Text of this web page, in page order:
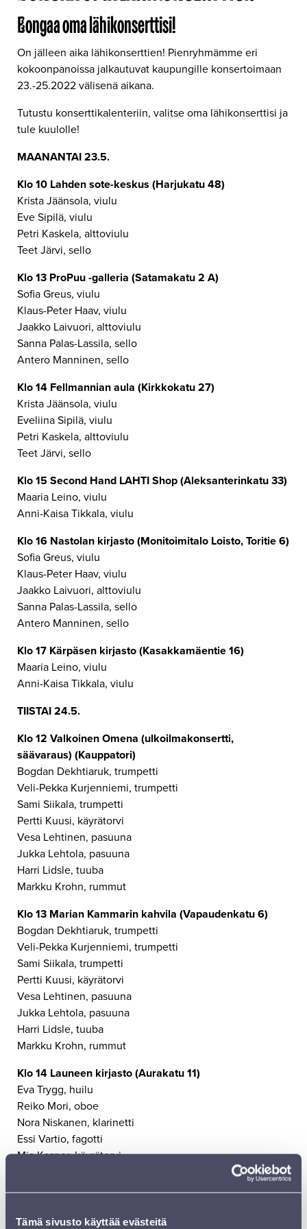
Tämä sivusto käyttää evästeitä
Bongaa oma lähikonserttisi!
On jälleen aika lähikonserttien! Pienryhmämme eri
kokoonpanoissa jalkautuvat kaupungille konsertoimaan
23.-25.2022 välisenä aikana.
Tutustu konserttikalenteriin, valitse oma lähikonserttisi ja
tule kuulolle!
MAANANTAI 23.5.
Klo 10 Lahden sote-keskus (Harjukatu 48)
Krista Jäänsola, viulu
Eve Sipilä, viulu
Petri Kaskela, alttoviulu
Teet Järvi, sello
Klo 13 ProPuu -galleria (Satamakatu 2 A)
Sofia Greus, viulu
Klaus-Peter Haav, viulu
Jaakko Laivuori, alttoviulu
Sanna Palas-Lassila, sello
Antero Manninen, sello
Klo 14 Fellmannian aula (Kirkkokatu 27)
Krista Jäänsola, viulu
Eveliina Sipilä, viulu
Petri Kaskela, alttoviulu
Teet Järvi, sello
Klo 15 Second Hand LAHTI Shop (Aleksanterinkatu 33)
Maaria Leino, viulu
Anni-Kaisa Tikkala, viulu
Klo 16 Nastolan kirjasto (Monitoimitalo Loisto, Toritie 6)
Sofia Greus, viulu
Klaus-Peter Haav, viulu
Jaakko Laivuori, alttoviulu
Sanna Palas-Lassila, sello
Antero Manninen, sello
Klo 17 Kärpäsen kirjasto (Kasakkamäentie 16)
Maaria Leino, viulu
Anni-Kaisa Tikkala, viulu
TIISTAI 24.5.
Klo 12 Valkoinen Omena (ulkoilmakonsertti,
säävaraus) (Kauppatori)
Bogdan Dekhtiaruk, trumpetti
Veli-Pekka Kurjenniemi, trumpetti
Sami Siikala, trumpetti
Pertti Kuusi, käyrätorvi
Vesa Lehtinen, pasuuna
Jukka Lehtola, pasuuna
Harri Lidsle, tuuba
Markku Krohn, rummut
Klo 13 Marian Kammarin kahvila (Vapaudenkatu 6)
Bogdan Dekhtiaruk, trumpetti
Veli-Pekka Kurjenniemi, trumpetti
Sami Siikala, trumpetti
Pertti Kuusi, käyrätorvi
Vesa Lehtinen, pasuuna
Jukka Lehtola, pasuuna
Harri Lidsle, tuuba
Markku Krohn, rummut
Klo 14 Launeen kirjasto (Aurakatu 11)
Eva Trygg, huilu
Reiko Mori, oboe
Nora Niskanen, klarinetti
Essi Vartio, fagotti
Mia Kasper, käyrätorvi
Klo 18 Pääkirjaston musiikkiosasto (Kirkkokatu 31)
Eva Trygg, huilu
Reiko Mori, oboe